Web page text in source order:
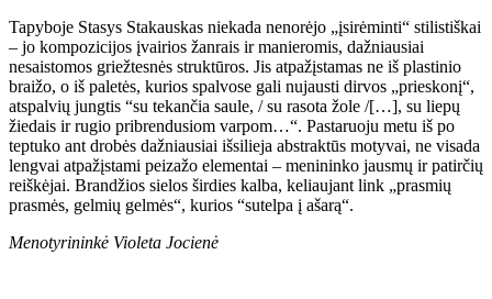
Tapyboje Stasys Stakauskas niekada nenorėjo „įsirėminti“ stilistiškai
– jo kompozicijos įvairios žanrais ir manieromis, dažniausiai
nesaistomos griežtesnės struktūros. Jis atpažįstamas ne iš plastinio
braižo, o iš paletės, kurios spalvose gali nujausti dirvos „prieskonį“,
atspalvių jungtis “su tekančia saule, / su rasota žole /[…], su liepų
žiedais ir rugio pribrendusiom varpom…“. Pastaruoju metu iš po
teptuko ant drobės dažniausiai išsilieja abstraktūs motyvai, ne visada
lengvai atpažįstami peizažo elementai – menininko jausmų ir patirčių
reiškėjai. Brandžios sielos širdies kalba, keliaujant link „prasmių
prasmės, gelmių gelmės“, kurios “sutelpa į ašarą“.
Menotyrininkė Violeta Jocienė